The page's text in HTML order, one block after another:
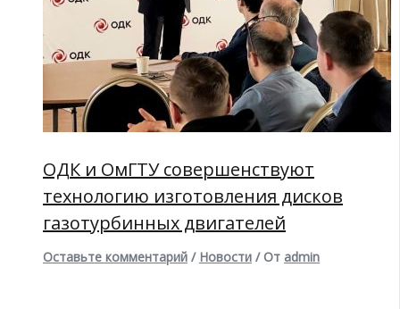
ОДК и ОмГТУ совершенствуют
технологию изготовления дисков
газотурбинных двигателей
Оставьте комментарий / Новости / От admin